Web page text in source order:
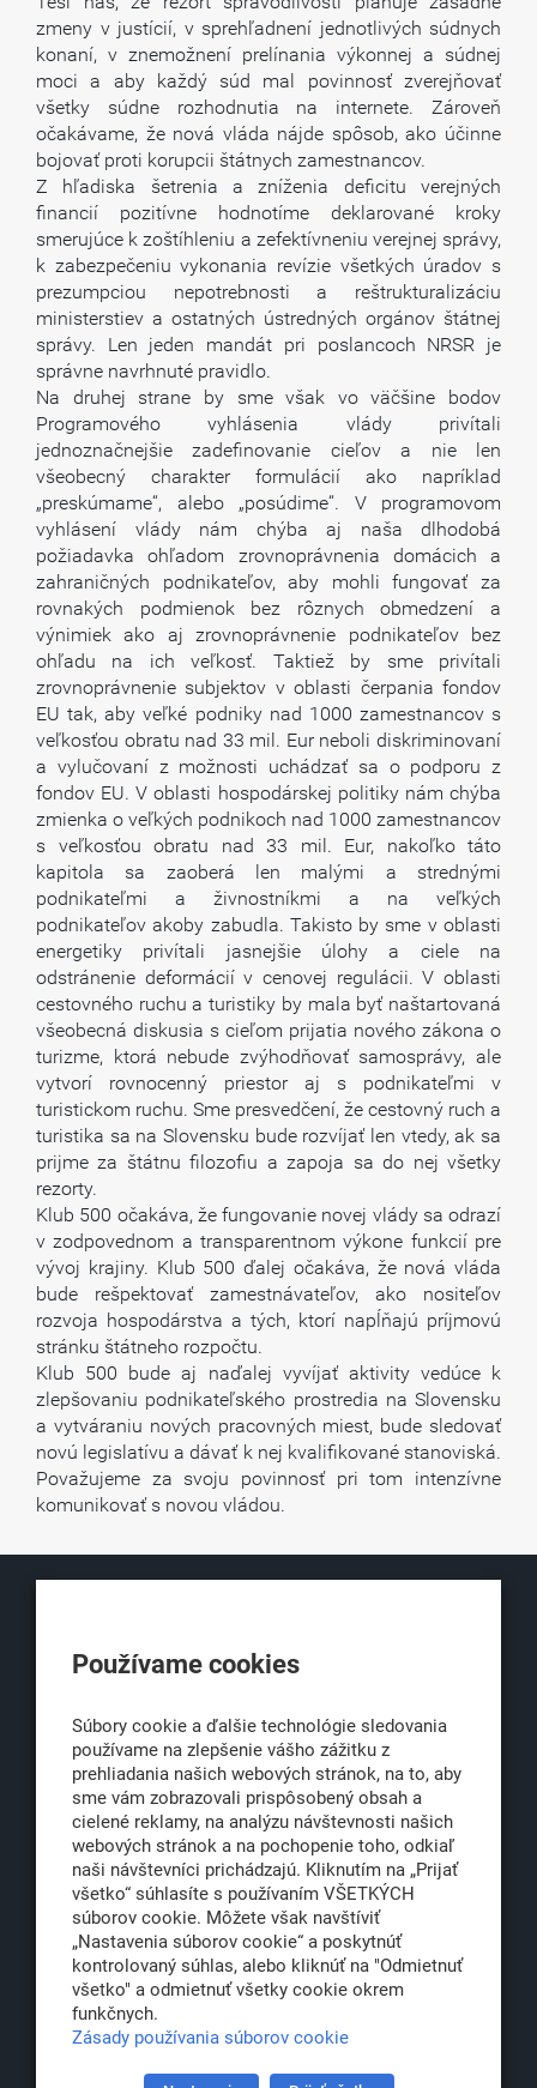
zmeny v justícií, v sprehľadnení jednotlivých súdnych
konaní, v znemožnení prelínania výkonnej a súdnej
moci a aby každý súd mal povinnosť zverejňovať
všetky súdne rozhodnutia na internete. Zároveň
očakávame, že nová vláda nájde spôsob, ako účinne
bojovať proti korupcii štátnych zamestnancov.
Z hľadiska šetrenia a zníženia deficitu verejných
financií pozitívne hodnotíme deklarované kroky
smerujúce k zoštíhleniu a zefektívneniu verejnej správy,
k zabezpečeniu vykonania revízie všetkých úradov s
prezumpciou nepotrebnosti a reštrukturalizáciu
ministerstiev a ostatných ústredných orgánov štátnej
správy. Len jeden mandát pri poslancoch NRSR je
správne navrhnuté pravidlo.
Na druhej strane by sme však vo väčšine bodov
Programového vyhlásenia vlády privítali
jednoznačnejšie zadefinovanie cieľov a nie len
všeobecný charakter formulácií ako napríklad
„preskúmame“, alebo „posúdime“. V programovom
vyhlásení vlády nám chýba aj naša dlhodobá
požiadavka ohľadom zrovnoprávnenia domácich a
zahraničných podnikateľov, aby mohli fungovať za
rovnakých podmienok bez rôznych obmedzení a
výnimiek ako aj zrovnoprávnenie podnikateľov bez
ohľadu na ich veľkosť. Taktiež by sme privítali
zrovnoprávnenie subjektov v oblasti čerpania fondov
EU tak, aby veľké podniky nad 1000 zamestnancov s
veľkosťou obratu nad 33 mil. Eur neboli diskriminovaní
a vylučovaní z možnosti uchádzať sa o podporu z
fondov EU. V oblasti hospodárskej politiky nám chýba
zmienka o veľkých podnikoch nad 1000 zamestnancov
s veľkosťou obratu nad 33 mil. Eur, nakoľko táto
kapitola sa zaoberá len malými a strednými
podnikateľmi a živnostníkmi a na veľkých
podnikateľov akoby zabudla. Takisto by sme v oblasti
energetiky privítali jasnejšie úlohy a ciele na
odstránenie deformácií v cenovej regulácii. V oblasti
cestovného ruchu a turistiky by mala byť naštartovaná
všeobecná diskusia s cieľom prijatia nového zákona o
turizme, ktorá nebude zvýhodňovať samosprávy, ale
vytvorí rovnocenný priestor aj s podnikateľmi v
turistickom ruchu. Sme presvedčení, že cestovný ruch a
turistika sa na Slovensku bude rozvíjať len vtedy, ak sa
prijme za štátnu filozofiu a zapoja sa do nej všetky
rezorty.
Klub 500 očakáva, že fungovanie novej vlády sa odrazí
v zodpovednom a transparentnom výkone funkcií pre
vývoj krajiny. Klub 500 ďalej očakáva, že nová vláda
bude rešpektovať zamestnávateľov, ako nositeľov
rozvoja hospodárstva a tých, ktorí napĺňajú príjmovú
stránku štátneho rozpočtu.
Klub 500 bude aj naďalej vyvíjať aktivity vedúce k
zlepšovaniu podnikateľského prostredia na Slovensku
a vytváraniu nových pracovných miest, bude sledovať
novú legislatívu a dávať k nej kvalifikované stanoviská.
Považujeme za svoju povinnosť pri tom intenzívne
komunikovať s novou vládou.
Obchodná 6
office@klub500.sk
+421 2 54 646 464
www.klub500.sk
Copyright: Klub 500, 2026
Všetky práva vyhradené
Právna informácia
Používame cookies
Súbory cookie a ďalšie technológie sledovania
používame na zlepšenie vášho zážitku z
prehliadania našich webových stránok, na to, aby
sme vám zobrazovali prispôsobený obsah a
cielené reklamy, na analýzu návštevnosti našich
webových stránok a na pochopenie toho, odkiaľ
naši návštevníci prichádzajú. Kliknutím na „Prijať
všetko“ súhlasíte s používaním VŠETKÝCH
súborov cookie. Môžete však navštíviť
„Nastavenia súborov cookie“ a poskytnúť
kontrolovaný súhlas, alebo kliknúť na "Odmietnuť
všetko" a odmietnuť všetky cookie okrem
funkčnych.
Zásady používania súborov cookie